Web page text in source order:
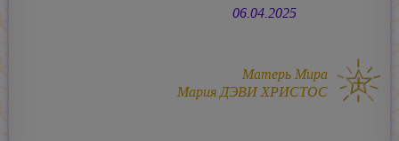
06.04.2025
Матерь Мира
Мария ДЭВИ ХРИСТОС